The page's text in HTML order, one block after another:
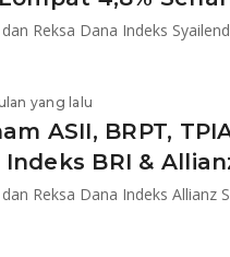
ASII, BRPT,
BRI &
yang lalu